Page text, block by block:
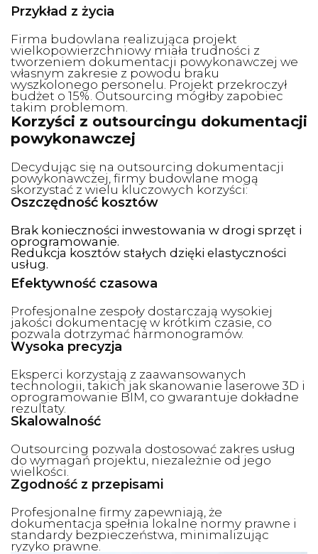
Przykład z życia
Firma budowlana realizująca projekt
wielkopowierzchniowy miała trudności z
tworzeniem dokumentacji powykonawczej we
własnym zakresie z powodu braku
wyszkolonego personelu. Projekt przekroczył
budżet o 15%. Outsourcing mógłby zapobiec
takim problemom.
Korzyści z outsourcingu dokumentacji
powykonawczej
Decydując się na outsourcing dokumentacji
powykonawczej, firmy budowlane mogą
skorzystać z wielu kluczowych korzyści:
Oszczędność kosztów
Brak konieczności inwestowania w drogi sprzęt i
oprogramowanie.
Redukcja kosztów stałych dzięki elastyczności
usług.
Efektywność czasowa
Profesjonalne zespoły dostarczają wysokiej
jakości dokumentację w krótkim czasie, co
pozwala dotrzymać harmonogramów.
Wysoka precyzja
Eksperci korzystają z zaawansowanych
technologii, takich jak skanowanie laserowe 3D i
oprogramowanie BIM, co gwarantuje dokładne
rezultaty.
Skalowalność
Outsourcing pozwala dostosować zakres usług
do wymagań projektu, niezależnie od jego
wielkości.
Zgodność z przepisami
Profesjonalne firmy zapewniają, że
dokumentacja spełnia lokalne normy prawne i
standardy bezpieczeństwa, minimalizując
ryzyko prawne.